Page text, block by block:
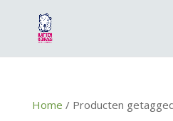
Home / Producten